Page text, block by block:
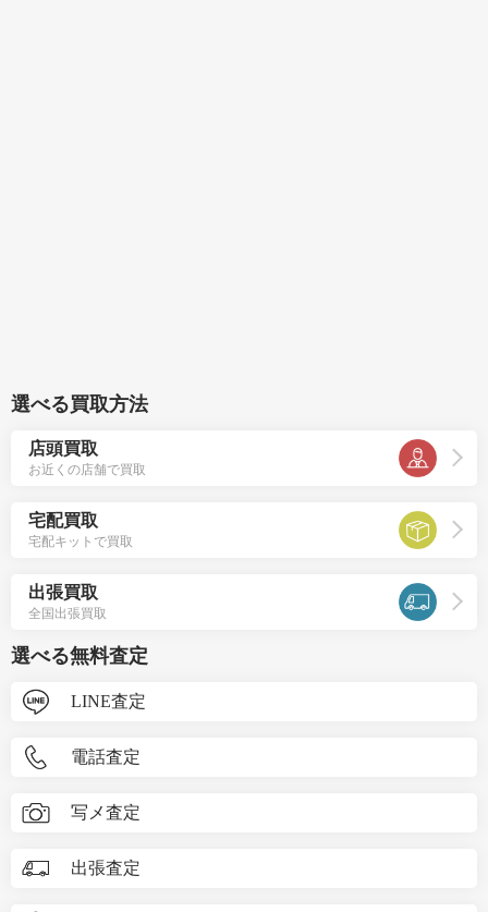
選べる買取方法
店頭買取
お近くの店舗で買取
宅配買取
宅配キットで買取
出張買取
全国出張買取
選べる無料査定
LINE査定
電話査定
写メ査定
出張査定